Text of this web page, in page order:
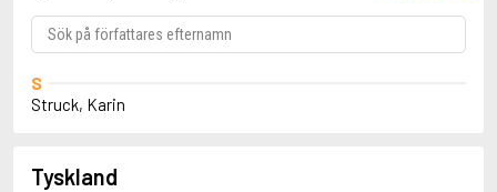
S
Struck, Karin
Tyskland